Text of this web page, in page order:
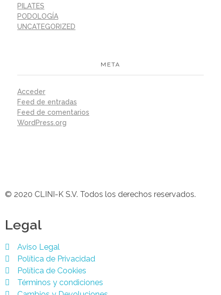
PILATES
PODOLOGÍA
UNCATEGORIZED
META
Acceder
Feed de entradas
Feed de comentarios
WordPress.org
© 2020 CLINI-K S.V. Todos los derechos reservados.
Legal
Aviso Legal
Política de Privacidad
Política de Cookies
Términos y condiciones